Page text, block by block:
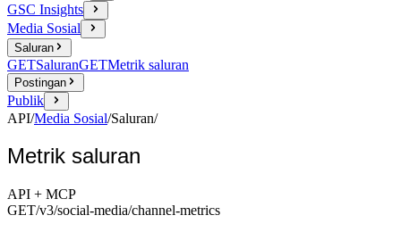
GSC Insights
Media Sosial
Saluran
GETSaluranGETMetrik saluran
Postingan
Publik
API/Media Sosial/Saluran/
Metrik saluran
API + MCP
GET/v3/social-media/channel-metrics